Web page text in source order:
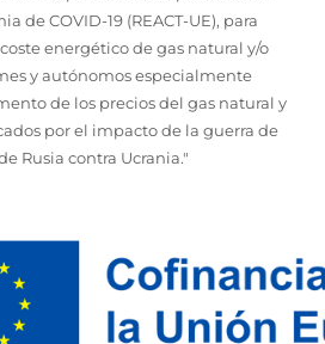
de COVID-19 (REACT-UE), para
energético de gas natural y/o
y autónomos especialmente
de los precios del gas natural y
por el impacto de la guerra de
Rusia contra Ucrania."